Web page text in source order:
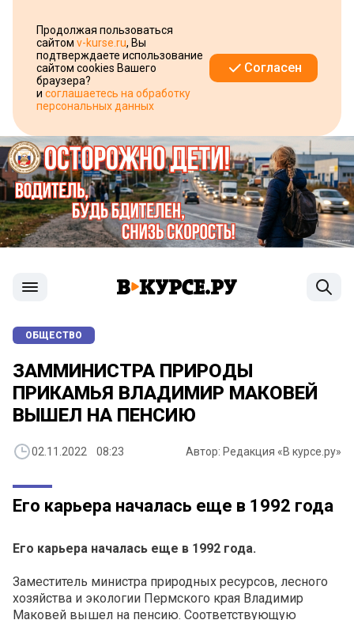
Продолжая пользоваться
сайтом v-kurse.ru, Вы
подтверждаете использование
сайтом cookies Вашего
браузера?
и соглашаетесь на обработку
персональных данных
Согласен
ОБЩЕСТВО
ЗАММИНИСТРА ПРИРОДЫ
ПРИКАМЬЯ ВЛАДИМИР МАКОВЕЙ
ВЫШЕЛ НА ПЕНСИЮ
02.11.2022 08:23 Автор: Редакция «В курсе.ру»
Его карьера началась еще в 1992 года
Его карьера началась еще в 1992 года.
Заместитель министра природных ресурсов, лесного
хозяйства и экологии Пермского края Владимир
Маковей вышел на пенсию. Соответствующую